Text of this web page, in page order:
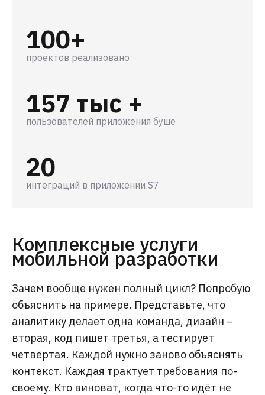
100+
проектов реализовано
157 тыс +
пользователей приложения буше
20
интеграций в приложении S7
Комплексные услуги
мобильной разработки
Зачем вообще нужен полный цикл? Попробую
объяснить на примере. Представьте, что
аналитику делает одна команда, дизайн –
вторая, код пишет третья, а тестирует
четвёртая. Каждой нужно заново объяснять
контекст. Каждая трактует требования по-
своему. Кто виноват, когда что-то идёт не